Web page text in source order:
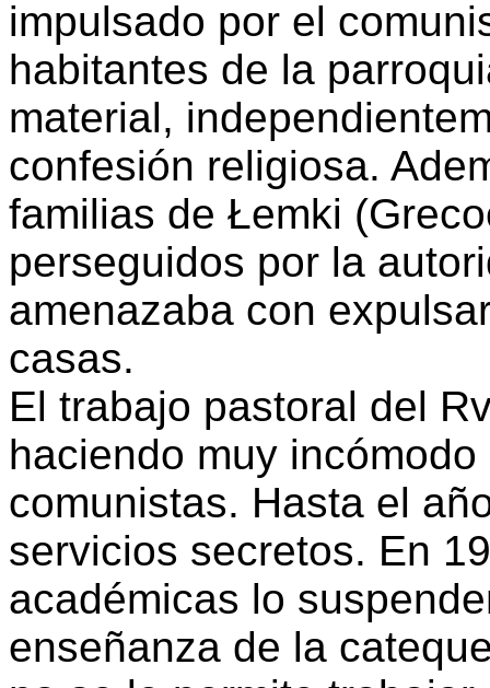
impulsado por el
habitantes de la
material,
confesión religiosa.
familias de Łemki
perseguidos por la
amenazaba con
casas.
El trabajo pastoral del
haciendo muy
comunistas. Hasta el
servicios secretos. En
académicas lo
enseñanza de la